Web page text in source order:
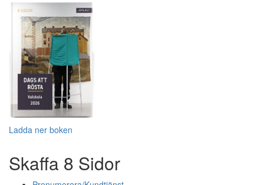
Ladda ner boken
Skaffa 8 Sidor